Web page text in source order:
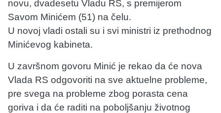
novu, dvadesetu Vladu RS, s premijerom
Savom Minićem (51) na čelu.
U novoj vladi ostali su i svi ministri iz prethodnog
Minićevog kabineta.
U završnom govoru Minić je rekao da će nova
Vlada RS odgovoriti na sve aktuelne probleme,
pre svega na probleme zbog porasta cena
goriva i da će raditi na poboljšanju životnog